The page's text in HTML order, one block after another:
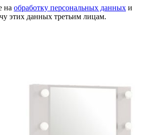
на обработку персональных данных и
этих данных третьим лицам.